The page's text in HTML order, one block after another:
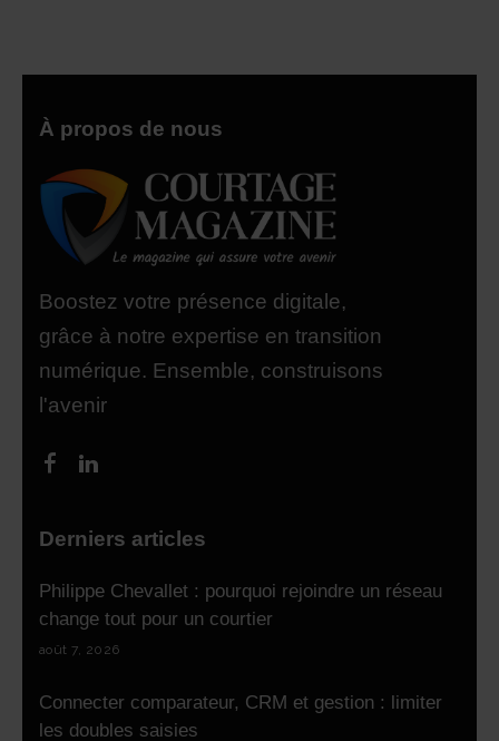
À propos de nous
Boostez votre présence digitale,
grâce à notre expertise en transition
numérique. Ensemble, construisons
l'avenir
Derniers articles
Philippe Chevallet : pourquoi rejoindre un réseau
change tout pour un courtier
août 7, 2026
Connecter comparateur, CRM et gestion : limiter
les doubles saisies